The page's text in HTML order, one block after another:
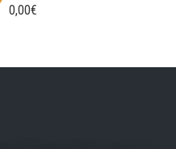
0,00€